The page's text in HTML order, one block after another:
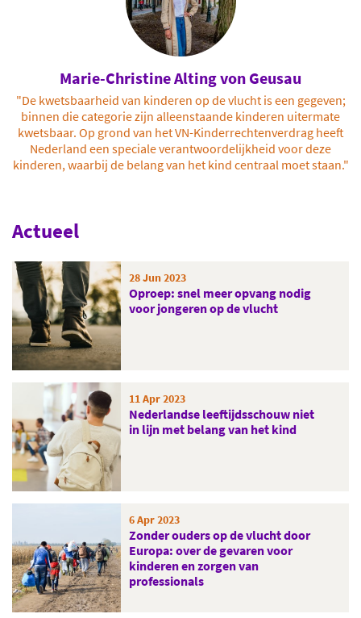
Marie-Christine Alting von Geusau
"De kwetsbaarheid van kinderen op de vlucht is een gegeven;
binnen die categorie zijn alleenstaande kinderen uitermate
kwetsbaar. Op grond van het VN-Kinderrechtenverdrag heeft
Nederland een speciale verantwoordelijkheid voor deze
kinderen, waarbij de belang van het kind centraal moet staan."
Actueel
28 Jun 2023
Oproep: snel meer opvang nodig
voor jongeren op de vlucht
11 Apr 2023
Nederlandse leeftijdsschouw niet
in lijn met belang van het kind
6 Apr 2023
Zonder ouders op de vlucht door
Europa: over de gevaren voor
kinderen en zorgen van
professionals